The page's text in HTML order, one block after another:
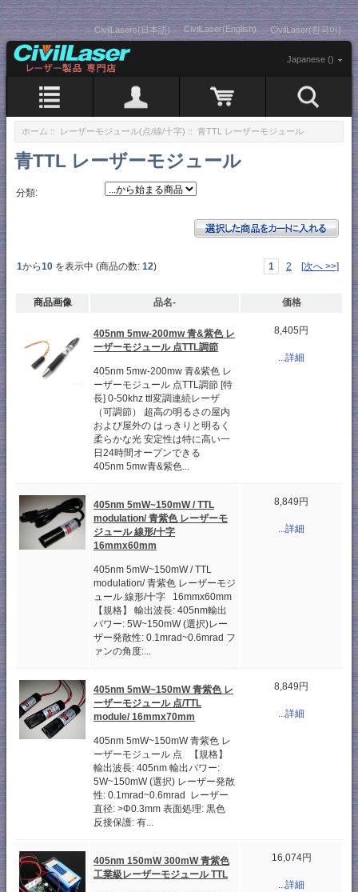
CivilLasers(日本語) CivilLaser(English) CivilLaser(한국어)
Japanese ()
ホーム :: レーザーモジュール(点/線/十字) :: 青TTL レーザーモジュール
青TTL レーザーモジュール
分類:
1から10 を表示中 (商品の数: 12) 1 2 [次へ >>]
商品画像 品名- 価格
405nm 5mw-200mw 青&紫色 レ
ーザーモジュール 点TTL調節
405nm 5mw-200mw 青&紫色 レ
ーザーモジュール 点TTL調節 [特
長] 0-50khz ttl変調連続レーザ
（可調節） 超高の明るさの屋内
および屋外の はっきりと明るく
柔らかな光 安定性は特に高い一
日24時間オープンできる
405nm 5mw青&紫色...
8,405円
...詳細
405nm 5mW~150mW / TTL
modulation/ 青紫色 レーザーモ
ジュール 線形/十字
16mmx60mm
405nm 5mW~150mW / TTL
modulation/ 青紫色 レーザーモジ
ュール 線形/十字 16mmx60mm
【規格】 輸出波長: 405nm輸出
パワー: 5W~150mW (選択)レー
ザー発散性: 0.1mrad~0.6mrad フ
ァンの角度:...
8,849円
...詳細
405nm 5mW~150mW 青紫色 レ
ーザーモジュール 点/TTL
module/ 16mmx70mm
405nm 5mW~150mW 青紫色 レ
ーザーモジュール 点 【規格】
輸出波長: 405nm 輸出パワー:
5W~150mW (選択) レーザー発散
性: 0.1mrad~0.6mrad レーザー
直径: >Φ0.3mm 表面処理: 黒色
反接保護: 有...
8,849円
...詳細
405nm 150mW 300mW 青紫色
工業級レーザーモジュール TTL
16,074円
...詳細